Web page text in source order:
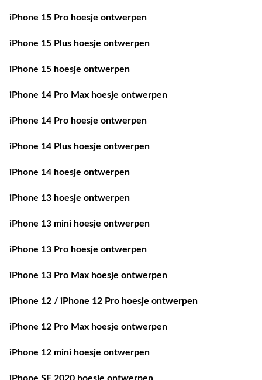
iPhone 15 Pro hoesje ontwerpen
iPhone 15 Plus hoesje ontwerpen
iPhone 15 hoesje ontwerpen
iPhone 14 Pro Max hoesje ontwerpen
iPhone 14 Pro hoesje ontwerpen
iPhone 14 Plus hoesje ontwerpen
iPhone 14 hoesje ontwerpen
iPhone 13 hoesje ontwerpen
iPhone 13 mini hoesje ontwerpen
iPhone 13 Pro hoesje ontwerpen
iPhone 13 Pro Max hoesje ontwerpen
iPhone 12 / iPhone 12 Pro hoesje ontwerpen
iPhone 12 Pro Max hoesje ontwerpen
iPhone 12 mini hoesje ontwerpen